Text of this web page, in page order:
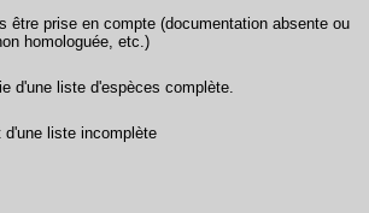
être prise en compte (documentation absente ou
homologuée, etc.)
d'une liste d'espèces complète.
d'une liste incomplète